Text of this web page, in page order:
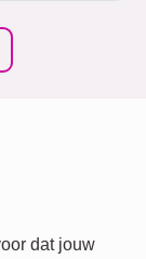
dat jouw